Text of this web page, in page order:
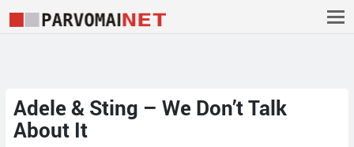
Adele & Sting – We Don’t Talk
About It